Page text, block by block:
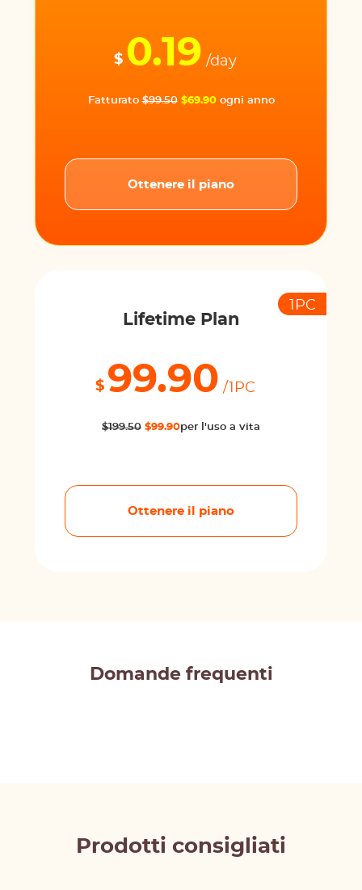
$ 0.19 /day
Fatturato$99.50 $69.90ogni anno
Ottenere il piano
Lifetime Plan
1PC
$ 99.90 /1PC
$199.50 $99.90per l'uso a vita
Ottenere il piano
Domande frequenti
Prodotti consigliati